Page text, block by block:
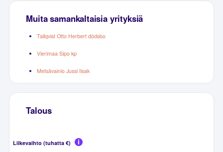
Muita samankaltaisia yrityksiä
Tallqvist Otto Herbert dödsbo
Vierimaa Sipo kp
Metsävainio Jussi Iisak
Talous
Liikevaihto (tuhatta €)